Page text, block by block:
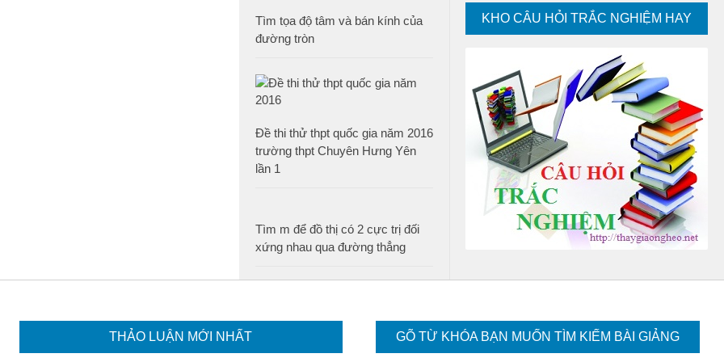
KHO CÂU HỎI TRẮC NGHIỆM HAY
Tìm tọa độ tâm và bán kính của
đường tròn
Đề thi thử thpt quốc gia năm 2016
trường thpt Chuyên Hưng Yên
lần 1
Tìm m để đồ thị có 2 cực trị đối
xứng nhau qua đường thẳng
THẢO LUẬN MỚI NHẤT GÕ TỪ KHÓA BẠN MUỐN TÌM KIẾM BÀI GIẢNG